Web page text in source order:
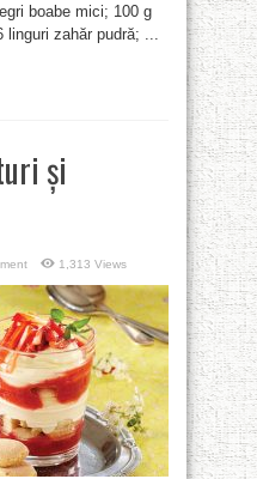
boabe mici; 100 g
linguri zahăr pudră; ...
și
1,313 Views